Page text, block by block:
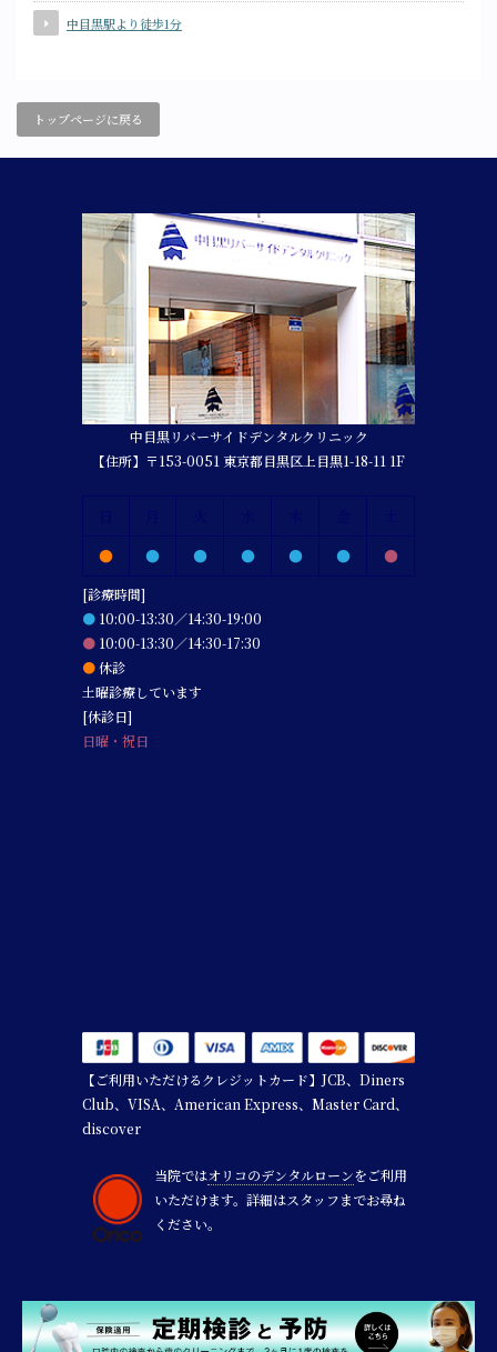
中目黒駅より徒歩1分
トップページに戻る
中目黒リバーサイドデンタルクリニック
【住所】〒153-0051 東京都目黒区上目黒1-18-11 1F
●
● ● ● ● ● ●
[診療時間]
● 10:00-13:30／14:30-19:00
● 10:00-13:30／14:30-17:30
●休診
土曜診療しています
[休診日]
日曜・祝日
【ご利用いただけるクレジットカード】JCB、Diners
Club、VISA、American Express、Master Card、
discover
当院ではオリコのデンタルローンをご利用
いただけます。詳細はスタッフまでお尋ね
ください。